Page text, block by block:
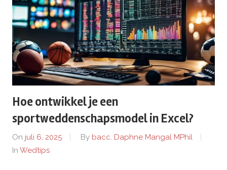
a
n
U
d
a
c
h
Hoe ontwikkel je een
sportweddenschapsmodel in Excel?
On juli 6, 2025 By bacc. Daphne Mangal MPhil
In Wedtips